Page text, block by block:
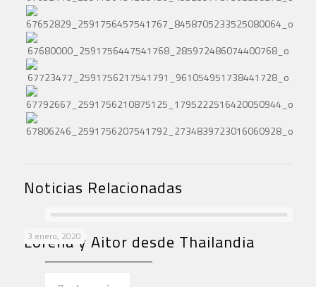
Noticias Relacionadas
3 enero, 2020
Lorena y Aitor desde Thailandia